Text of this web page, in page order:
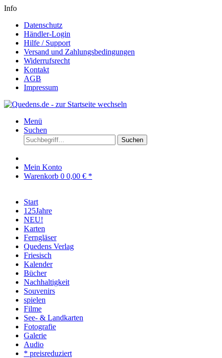
Info
Datenschutz
Händler-Login
Hilfe / Support
Versand und Zahlungsbedingungen
Widerrufsrecht
Kontakt
AGB
Impressum
Menü
Suchen
Suchen
Mein Konto
Warenkorb 0 0,00 € *
Start
125Jahre
NEU!
Karten
Ferngläser
Quedens Verlag
Friesisch
Kalender
Bücher
Nachhaltigkeit
Souvenirs
spielen
Filme
See- & Landkarten
Fotografie
Galerie
Audio
* preisreduziert